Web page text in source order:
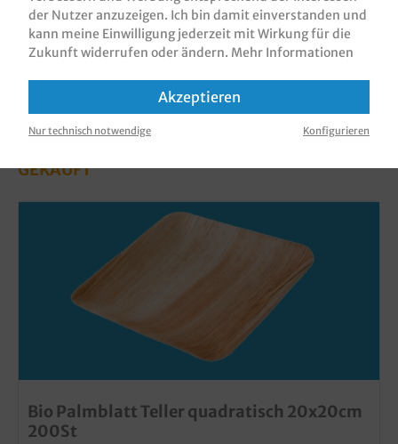
KUNDEN, DIE DIESES PRODUKT GEKAUFT
GEKAUFT
Bio Palmblatt Teller quadratisch 20x20cm
200St
der Nutzer anzuzeigen. Ich bin damit einverstanden und
kann meine Einwilligung jederzeit mit Wirkung für die
Zukunft widerrufen oder ändern. Mehr Informationen
Akzeptieren
Nur technisch notwendige Konfigurieren